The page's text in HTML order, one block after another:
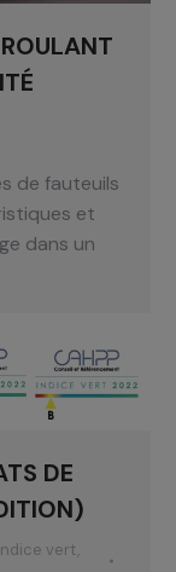
de fauteuils
et
dans un
DE
vert,